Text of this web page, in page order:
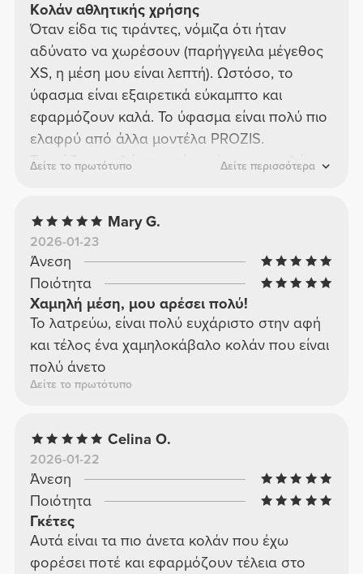
Κολάν αθλητικής χρήσης
Όταν είδα τις τιράντες, νόμιζα ότι ήταν
αδύνατο να χωρέσουν (παρήγγειλα μέγεθος
XS, η μέση μου είναι λεπτή). Ωστόσο, το
ύφασμα είναι εξαιρετικά εύκαμπτο και
εφαρμόζουν καλά. Το ύφασμα είναι πολύ πιο
ελαφρύ από άλλα μοντέλα PROZIS.
Ταιριάζουν καλά στο σώμα, έχουν χαμηλή
σώματος επειδή φαίνεται να έχουν την τάση
να γλιστρούν. Θα κρατήσω το μοντέλο επειδή
μου άρεσε το ύφασμα και το χρώμα, αλλά
δεν νομίζω ότι θα παραγγείλω ξανά χαμηλών
μεσαίων, δεν προσφέρουν τόση στήριξη.
Δείτε το πρωτότυπο Δείτε περισσότερα
Mary G.
2026-01-23
Άνεση
Ποιότητα
Χαμηλή μέση, μου αρέσει πολύ!
Το λατρεύω, είναι πολύ ευχάριστο στην αφή
και τέλος ένα χαμηλοκάβαλο κολάν που είναι
πολύ άνετο
Δείτε το πρωτότυπο
Celina O.
2026-01-22
Άνεση
Ποιότητα
Γκέτες
Αυτά είναι τα πιο άνετα κολάν που έχω
φορέσει ποτέ και εφαρμόζουν τέλεια στο